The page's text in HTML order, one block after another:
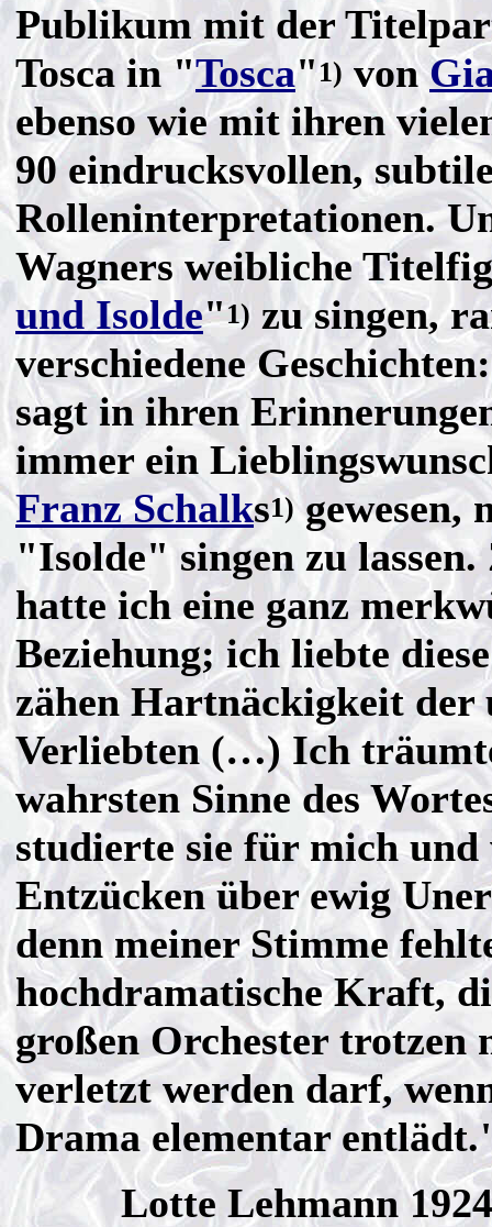
Publikum mit der
Tosca in "Tosca"1) von
ebenso wie mit ihren
90 eindrucksvollen,
Rolleninterpretationen.
Wagners weibliche
und Isolde"1) zu singen,
verschiedene
sagt in ihren
immer ein
Franz Schalks1)gewesen,
"Isolde" singen zu
hatte ich eine ganz
Beziehung; ich liebte
zähen Hartnäckigkeit der
Verliebten (…) Ich
wahrsten Sinne des
studierte sie für mich und
Entzücken über ewig
denn meiner Stimme
hochdramatische Kraft,
großen Orchester trotzen
verletzt werden darf,
Drama elementar
Lotte Lehmann